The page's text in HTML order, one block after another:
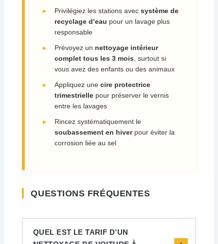
Privilégiez les stations avec système de
recyclage d’eau pour un lavage plus
responsable
Prévoyez un nettoyage intérieur
complet tous les 3 mois, surtout si
vous avez des enfants ou des animaux
Appliquez une cire protectrice
trimestriellepour préserver le vernis
entre les lavages
Rincez systématiquement le
soubassement en hiverpour éviter la
corrosion liée au sel
QUESTIONS FRÉQUENTES
QUEL EST LE TARIF D’UN